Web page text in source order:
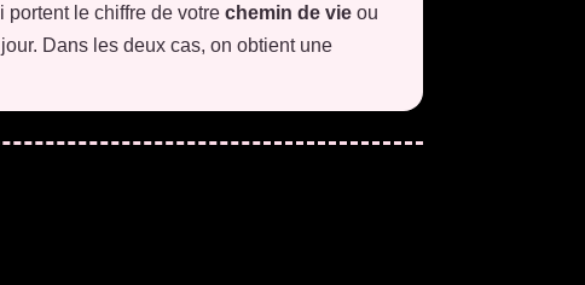
portent le chiffre de votrechemin de vie ou
Dans les deux cas, on obtient une